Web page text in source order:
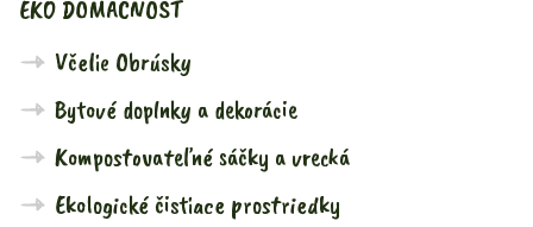
EKO DOMÁCNOSŤ
Včelie Obrúsky
Bytové doplnky a dekorácie
Kompostovateľné sáčky a vrecká
Ekologické čistiace prostriedky